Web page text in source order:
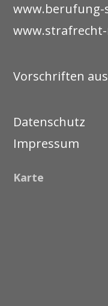
Vorschriften
Datenschutz
Impressum
Karte